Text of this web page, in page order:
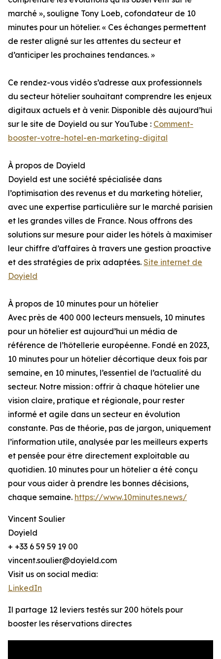
marché », souligne Tony Loeb, cofondateur de 10
minutes pour un hôtelier. « Ces échanges permettent
de rester aligné sur les attentes du secteur et
d’anticiper les prochaines tendances. »
Ce rendez-vous vidéo s’adresse aux professionnels
du secteur hôtelier souhaitant comprendre les enjeux
digitaux actuels et à venir. Disponible dès aujourd’hui
sur le site de Doyield ou sur YouTube : Comment-
booster-votre-hotel-en-marketing-digital
À propos de Doyield
Doyield est une société spécialisée dans
l’optimisation des revenus et du marketing hôtelier,
avec une expertise particulière sur le marché parisien
et les grandes villes de France. Nous offrons des
solutions sur mesure pour aider les hôtels à maximiser
leur chiffre d’affaires à travers une gestion proactive
et des stratégies de prix adaptées. Site internet de
Doyield
À propos de 10 minutes pour un hôtelier
Avec près de 400 000 lecteurs mensuels, 10 minutes
pour un hôtelier est aujourd’hui un média de
référence de l’hôtellerie européenne. Fondé en 2023,
10 minutes pour un hôtelier décortique deux fois par
semaine, en 10 minutes, l’essentiel de l’actualité du
secteur. Notre mission : offrir à chaque hôtelier une
vision claire, pratique et régionale, pour rester
informé et agile dans un secteur en évolution
constante. Pas de théorie, pas de jargon, uniquement
l’information utile, analysée par les meilleurs experts
et pensée pour être directement exploitable au
quotidien. 10 minutes pour un hôtelier a été conçu
pour vous aider à prendre les bonnes décisions,
chaque semaine. https://www.10minutes.news/
Vincent Soulier
Doyield
+ +33 6 59 59 19 00
vincent.soulier@doyield.com
Visit us on social media:
LinkedIn
Il partage 12 leviers testés sur 200 hôtels pour
booster les réservations directes